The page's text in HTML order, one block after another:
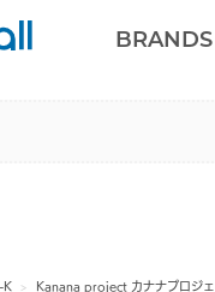
BRANDS
K >
Kanana project カナナプロジ